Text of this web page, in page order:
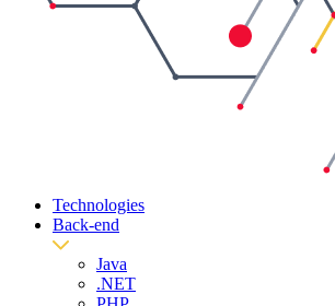
Technologies
Back-end
Java
.NET